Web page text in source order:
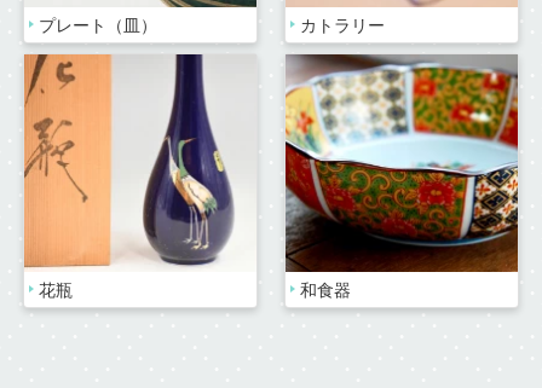
プレート（皿） カトラリー
花瓶 和食器